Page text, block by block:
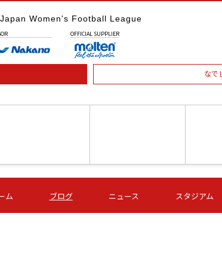
Japan Women's Football League
OFFICIAL SUPPLIER
なで
第16節 09/05 (土) 16:00
ＡＧＦ
-
いちご
-
第16
ム ブログ ニュース スタジアム